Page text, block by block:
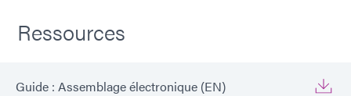
Ressources
Guide : Assemblage électronique (EN)